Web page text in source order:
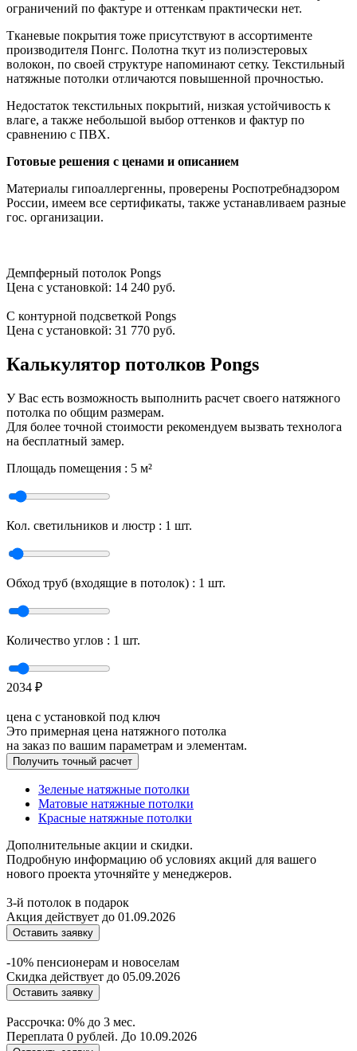
ограничений по фактуре и оттенкам практически нет.
Тканевые покрытия тоже присутствуют в ассортименте
производителя Понгс. Полотна ткут из полиэстеровых
волокон, по своей структуре напоминают сетку. Текстильный
натяжные потолки отличаются повышенной прочностью.
Недостаток текстильных покрытий, низкая устойчивость к
влаге, а также небольшой выбор оттенков и фактур по
сравнению с ПВХ.
Готовые решения с ценами и описанием
Материалы гипоаллергенны, проверены Роспотребнадзором
России, имеем все сертификаты, также устанавливаем разные
гос. организации.
Демпферный потолок Pongs
Цена с установкой: 14 240 руб.
С контурной подсветкой Pongs
Цена с установкой: 31 770 руб.
Калькулятор потолков Pongs
У Вас есть возможность выполнить расчет своего натяжного
потолка по общим размерам.
Для более точной стоимости рекомендуем вызвать технолога
на бесплатный замер.
Площадь помещения : 5 м²
Кол. светильников и люстр : 1 шт.
Обход труб (входящие в потолок) : 1 шт.
Количество углов : 1 шт.
2034 ₽
цена с установкой под ключ
Это примерная цена натяжного потолка
на заказ по вашим параметрам и элементам.
Получить точный расчет
Зеленые натяжные потолки
Матовые натяжные потолки
Красные натяжные потолки
Дополнительные акции и скидки.
Подробную информацию об условиях акций для вашего
нового проекта уточняйте у менеджеров.
3-й потолок в подарок
Акция действует до 01.09.2026
Оставить заявку
-10% пенсионерам и новоселам
Скидка действует до 05.09.2026
Оставить заявку
Рассрочка: 0% до 3 мес.
Переплата 0 рублей. До 10.09.2026